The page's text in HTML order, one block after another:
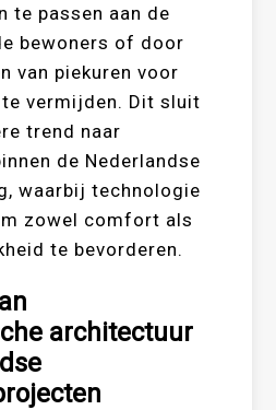
te passen aan de
bewoners of door
van piekuren voor
vermijden. Dit sluit
trend naar
de Nederlandse
waarbij technologie
zowel comfort als
te bevorderen.
architectuur